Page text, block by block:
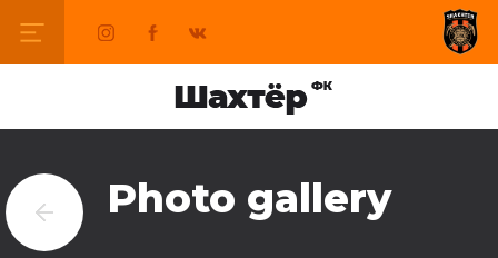
Photo gallery